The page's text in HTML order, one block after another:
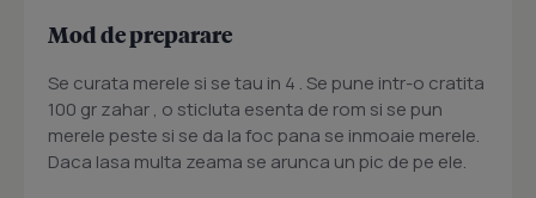
Mod de preparare
Se curata merele si se tau in 4 . Se pune intr-o cratita
100 gr zahar , o sticluta esenta de rom si se pun
merele peste si se da la foc pana se inmoaie merele.
Daca lasa multa zeama se arunca un pic de pe ele.